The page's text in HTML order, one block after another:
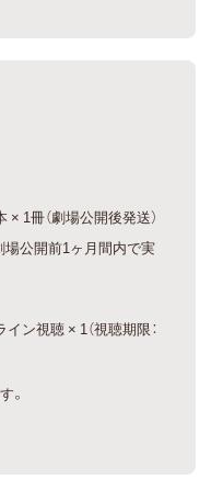
1冊（劇場公開後発送）
場公開前1ヶ月間内で実
ン視聴 × 1（視聴期限：
。